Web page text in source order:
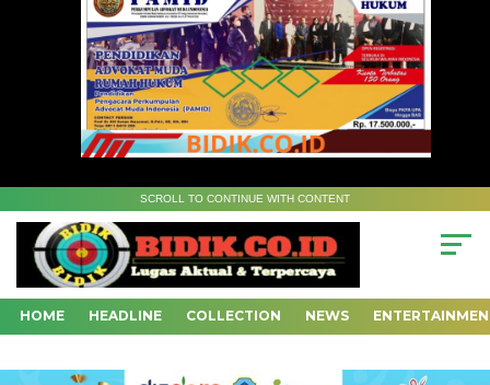
SCROLL TO CONTINUE WITH CONTENT
HOME HEADLINE COLLECTION NEWS